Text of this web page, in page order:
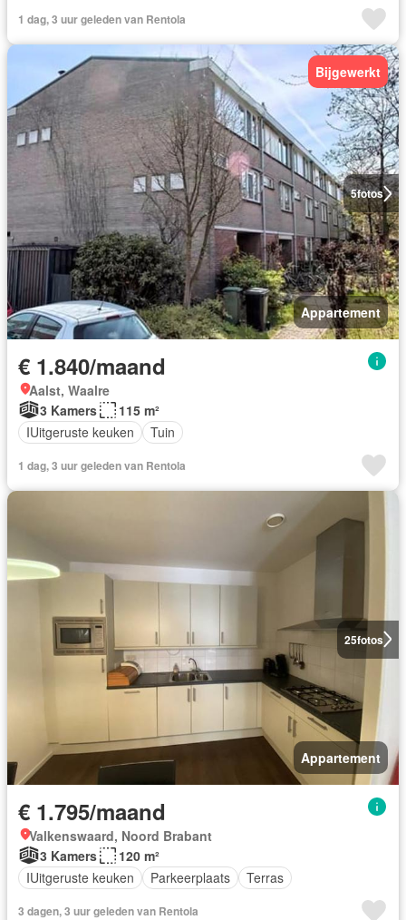
1 dag, 3 uur geleden van Rentola
5fotos
Bijgewerkt
Appartement
€ 1.840/maand
Aalst, Waalre
3 Kamers
115 m²
IUitgeruste keuken
Tuin
1 dag, 3 uur geleden van Rentola
25fotos
Appartement
€ 1.795/maand
Valkenswaard, Noord Brabant
3 Kamers
120 m²
IUitgeruste keuken
Parkeerplaats Terras
3 dagen, 3 uur geleden van Rentola